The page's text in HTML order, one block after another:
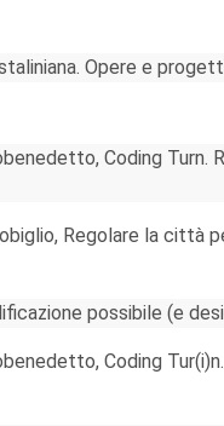
Opere e
Coding
Regolare la città
possibile (e
Coding